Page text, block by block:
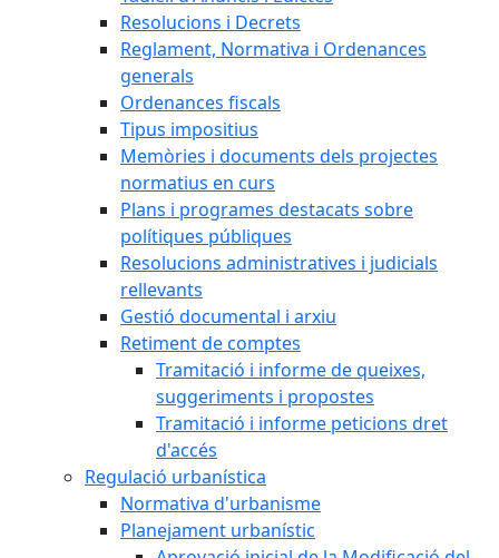
Resolucions i Decrets
Reglament, Normativa i Ordenances
generals
Ordenances fiscals
Tipus impositius
Memòries i documents dels projectes
normatius en curs
Plans i programes destacats sobre
polítiques públiques
Resolucions administratives i judicials
rellevants
Gestió documental i arxiu
Retiment de comptes
Tramitació i informe de queixes,
suggeriments i propostes
Tramitació i informe peticions dret
d'accés
Regulació urbanística
Normativa d'urbanisme
Planejament urbanístic